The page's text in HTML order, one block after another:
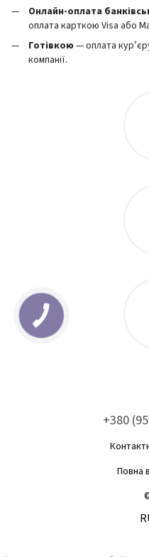
Онлайн-оплата
оплата карткою Visa або
Готівкою — оплата
компанії.
+380
Повна